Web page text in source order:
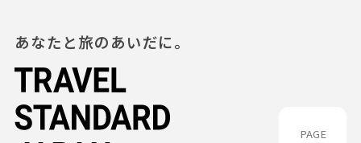
PAGE
あなたと旅のあいだに。